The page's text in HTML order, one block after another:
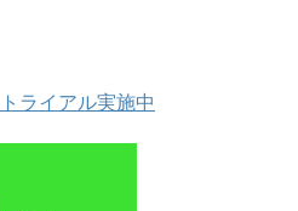
ライアル実施中